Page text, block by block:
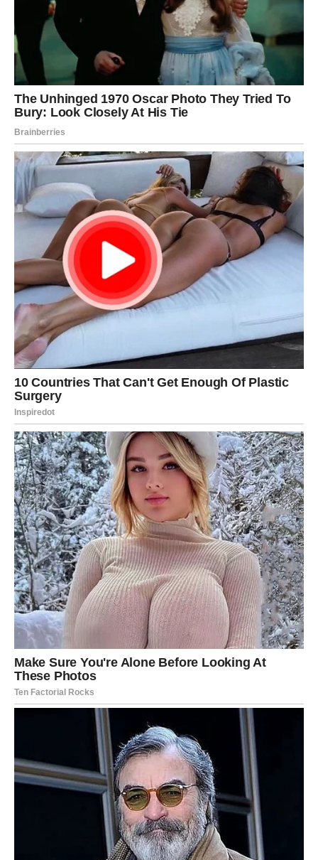
Strelac – NOVI PLAN
Strelac razmišlja o promeni pravca.
U ljubavi, iskrenost donosi napredak. Slobodni mogu
upoznati osobu kroz putovanje ili društvo.
Poslovno, sedmica nosi priliku za rast. Finansijski, budite
oprezni sa rizicima.
Poruka sedmice:Sloboda dolazi kroz odgovornost.
Jarac– STABILNOST I
PRIZNANJE
Jarac dobija potvrdu da je na pravom putu.
U ljubavi, sigurnost raste. Slobodni mogu ući u stabilnu
vezu.
Poslovno, trud se vidi. Finansijski, moguća je pozitivna
vest.
Poruka sedmice:Ne potcenjujte svoj napor.
Vodolija– NEOČEKIVANI OBRAT
Vodolija ulazi u sedmicu iznenađenja.
U ljubavi, neočekivan susret ili poruka.
Poslovno, nova ideja pokreće vas. Finansije zahtevaju
pažnju.
Poruka sedmice:
– EMOTIVNA SEDMICA
Ribe osećaju duboko.
U ljubavi, dolazi nežnost ili razjašnjenje.
Poslovno, kreativnost donosi prednost. Finansije